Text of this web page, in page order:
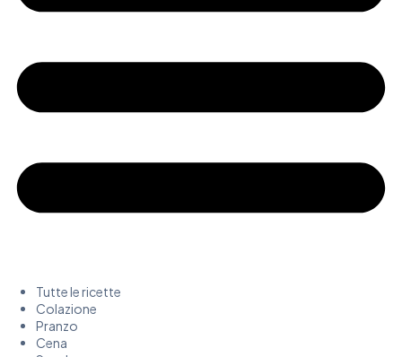
Tutte le ricette
Colazione
Pranzo
Cena